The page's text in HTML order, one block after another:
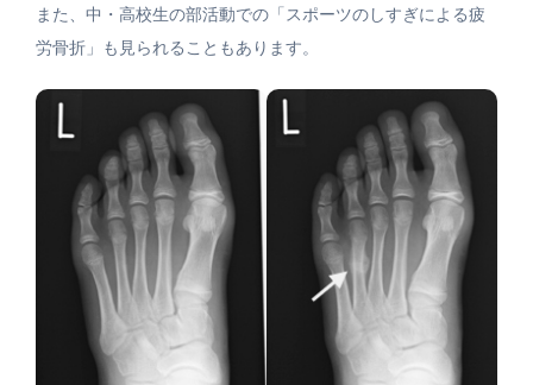
また、中・高校生の部活動での「スポーツのしすぎによる疲
労骨折」も見られることもあります。